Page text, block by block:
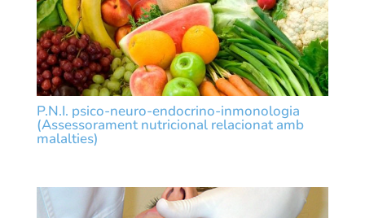
P.N.I. psico-neuro-endocrino-inmonologia
(Assessorament nutricional relacionat amb
malalties)